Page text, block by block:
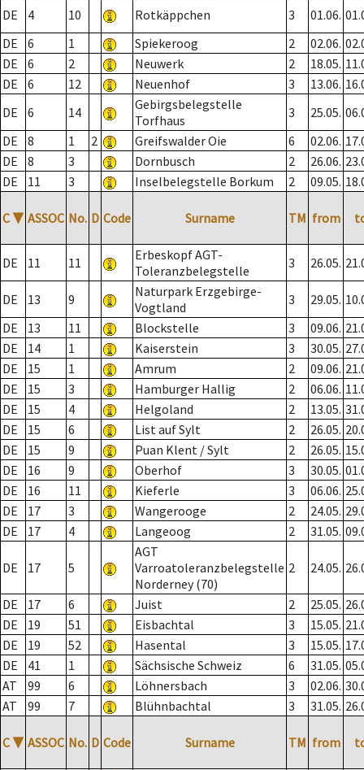
DE
4 10 Rotkäppchen 3 01.06.
DE
6 1 Spiekeroog 2 02.06.
DE
6 2 Neuwerk 2 18.05.
DE
6 12 Neuenhof 3 13.06.
DE
6 14
Gebirgsbelegstelle
Torfhaus
3 25.05.
DE
8 1 2 Greifswalder Oie 6 02.06.
DE
8 3 Dornbusch 2 26.06.
DE
11 3 Inselbelegstelle Borkum 2 09.05.
C ▼ ASSOC No. D Code Surname TM from
DE 11 11
Erbeskopf AGT-
Toleranzbelegstelle
3 26.05.
DE 13 9
Naturpark Erzgebirge-
Vogtland
3 29.05.
DE
13 11 Blockstelle 3 09.06.
DE
14 1 Kaiserstein 3 30.05.
DE
15 1 Amrum 2 09.06.
DE
15 3 Hamburger Hallig 2 06.06.
DE
15 4 Helgoland 2 13.05.
DE
15 6 List auf Sylt 2 26.05.
DE
15 9 Puan Klent / Sylt 2 26.05.
DE
16 9 Oberhof 3 30.05.
DE
16 11 Kieferle 3 06.06.
DE
17 3 Wangerooge 2 24.05.
DE
17 4 Langeoog 2 31.05.
DE 17 5
AGT
Varroatoleranzbelegstelle
Norderney (70)
2 24.05.
DE 17 6 Juist 2 25.05.
DE
19 51 Eisbachtal 3 15.05.
DE
19 52 Hasental 3 15.05.
DE
41 1 Sächsische Schweiz 6 31.05.
AT
99 6 Löhnersbach 3 02.06.
AT
99 7 Blühnbachtal 3 31.05.
C ▼ ASSOC No. D Code Surname TM from